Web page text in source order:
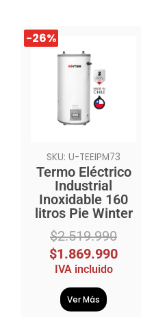
-26%
-26%
SKU: U-TEEIPM73
Termo Eléctrico
Industrial
Inoxidable 160
litros Pie Winter
$2.519.990
El
precio
original
$2.519.990.
$1.869.990
El
precio
$1.869.990.
IVA incluido
Ver Más